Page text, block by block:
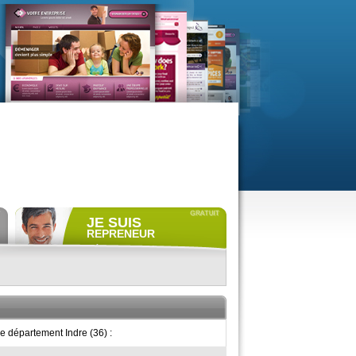
JE SUIS
REPRENEUR
Déposer gratuitementune
ACCÈS REPRENEUR
département Indre (36) :